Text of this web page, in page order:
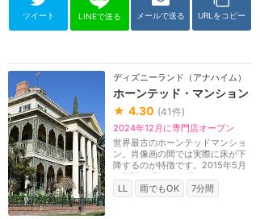
ツイート LINEで送る メールで送る URLをコピー
ディズニーランド（アナハイム）
ホーンテッド・マンション
★ 4.30 (41件)
2024年12月に専門店オープン
世界最古のホーンテッドマンショ
ン。肖像画の間では実際に床が下
降するのが特徴です。2015年5月
に伝説の「ハットボ...
LL
雨でもOK 7分間